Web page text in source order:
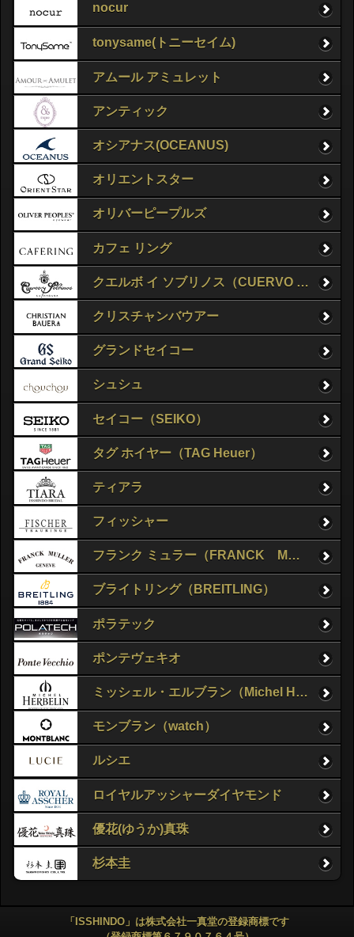
nocur
tonysame(トニーセイム)
アムール アミュレット
アンティック
オシアナス(OCEANUS)
オリエントスター
オリバーピープルズ
カフェ リング
クエルボ イ ソブリノス（CUERVO Y SOBRINOS）
クリスチャンバウアー
グランドセイコー
シュシュ
セイコー（SEIKO）
タグ ホイヤー（TAG Heuer）
ティアラ
フィッシャー
フランク ミュラー（FRANCK MULLER）
ブライトリング（BREITLING）
ポラテック
ポンテヴェキオ
ミッシェル・エルブラン（Michel Herbelin）
モンブラン（watch）
ルシエ
ロイヤルアッシャーダイヤモンド
優花(ゆうか)真珠
杉本圭
「ISSHINDO」は株式会社一真堂の登録商標です